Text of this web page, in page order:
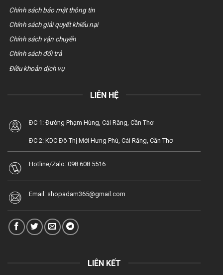
Chính sách bảo mật thông tin
Chính sách giải quyết khiếu nại
Chính sách vận chuyển
Chính sách đổi trả
Điều khoản dịch vụ
LIÊN HỆ
ĐC 1: Đường Phạm Hùng, Cái Răng, Cần Thơ
ĐC 2: KDC Đô Thị Mới Hưng Phú, Cái Răng, Cần Thơ
Hotline/Zalo: 098 608 5516
Email: shopadam365@gmail.com
LIÊN KẾT